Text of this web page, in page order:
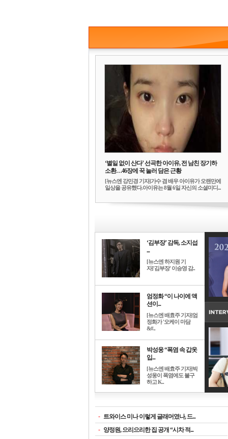
‘별일 없이 산다’ 선곡한 아이유, 전 남친 장기하
소환…46장에 꾹 눌러 담은 근황
[뉴스엔 강민경 기자]가수 겸 배우 아이유가 오랜만에
일상을 공유했다.아이유는 8월 6일 자신의 소셜미디...
‘김부장’ 감독, 소지섭
...
[뉴스엔 하지원 기
자]'김부장' 이승영 감..
엄정화 “이 나이에 액
션이...
[뉴스엔 배효주 기자]엄
정화가 '오케이 마담
&#..
박성웅 “폭염 속 갑옷
입...
[뉴스엔 배효주 기자]박
성웅이 폭염에도 불구
하고 K..
- 트와이스 미나 이렇게 글래머였나, 드...
- 양정원, 으리으리한 집 공개 “시차 적...